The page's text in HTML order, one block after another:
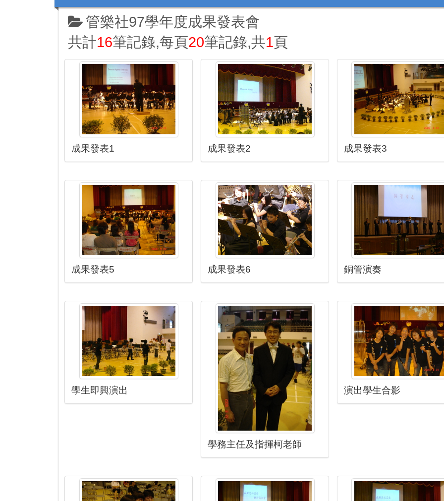
管樂社97學年度成果發表會
共計16筆記錄,每頁20筆記錄,共1頁
成果發表1 成果發表2 成果發表3
成果發表5 成果發表6 銅管演奏
學生即興演出
學務主任及指揮柯老師
演出學生合影